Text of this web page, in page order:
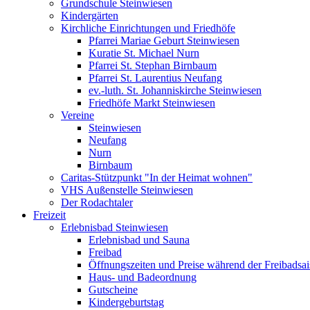
Grundschule Steinwiesen
Kindergärten
Kirchliche Einrichtungen und Friedhöfe
Pfarrei Mariae Geburt Steinwiesen
Kuratie St. Michael Nurn
Pfarrei St. Stephan Birnbaum
Pfarrei St. Laurentius Neufang
ev.-luth. St. Johanniskirche Steinwiesen
Friedhöfe Markt Steinwiesen
Vereine
Steinwiesen
Neufang
Nurn
Birnbaum
Caritas-Stützpunkt "In der Heimat wohnen"
VHS Außenstelle Steinwiesen
Der Rodachtaler
Freizeit
Erlebnisbad Steinwiesen
Erlebnisbad und Sauna
Freibad
Öffnungszeiten und Preise während der
Haus- und Badeordnung
Gutscheine
Kindergeburtstag